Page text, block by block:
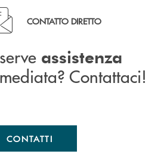
assistenza immediata? Contattaci!
CONTATTO DIRETTO
assistenza
Contattaci!
CONTATTI